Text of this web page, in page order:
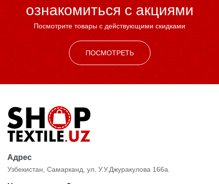
ознакомиться c акциями
Посмотрите товары с действующими скидками
ПОСМОТРЕТЬ
Адрес
Узбекистан, Самарканд, ул. У.У.Джуракулова 166а.